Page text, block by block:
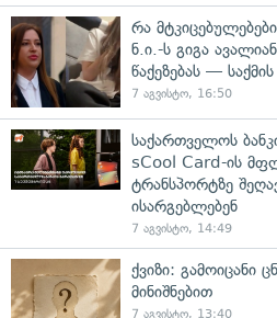
რა
ნ.ი.-ს გიგა
წაქეზებას —
7 აგვისტო, 16:50
საქართველოს
sCool Card-ის
ტრანსპორტზე
ისარგებლებენ
7 აგვისტო, 14:49
ქვიზი: გამოიცანი
მინიშნებით
7 აგვისტო, 13:40